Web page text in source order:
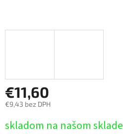
€11,60
€9,43 bez DPH
cena:
skladom na našom sklade